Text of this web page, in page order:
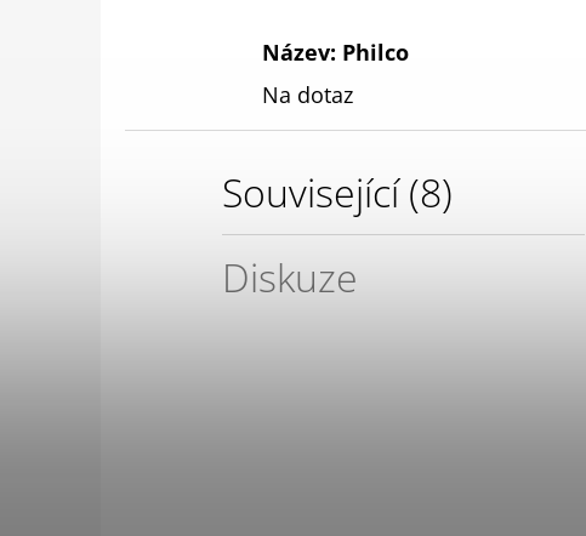
Název: Philco
Na dotaz
Související (8)
Diskuze